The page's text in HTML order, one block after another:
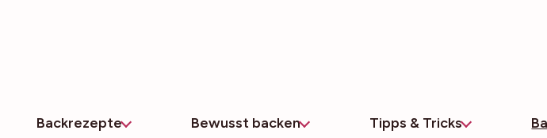
Backrezepte Bewusst backen Tipps & Tricks